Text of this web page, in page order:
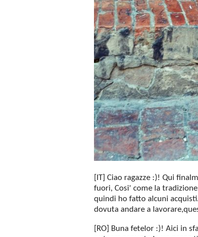
[IT] Ciao ragazze :)! Qui
fuori, Cosi' come la
quindi ho fatto alcuni
dovuta andare a
[RO] Buna fetelor :)! Aici in